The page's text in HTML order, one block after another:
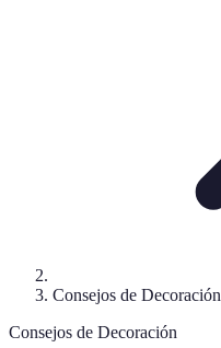
Consejos de Decoración
Consejos de Decoración